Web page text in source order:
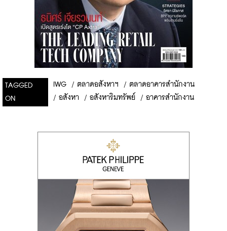
TAGGED
ON
IWG / ตลาดอสังหาฯ / ตลาดอาคารสำนักงาน
/ อสังหา / อสังหาริมทรัพย์ / อาคารสำนักงาน